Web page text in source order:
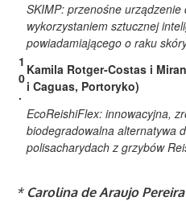
SKIMP: przenośne
wykorzystaniem sztucznej
powiadamiającego o raku
1
0
.
Kamila Rotger-Costas i
i Caguas, Portoryko)
EcoReishiFlex: innowacyjna,
biodegradowalna alternatywa
polisacharydach z grzybów
* Carolina de Araujo